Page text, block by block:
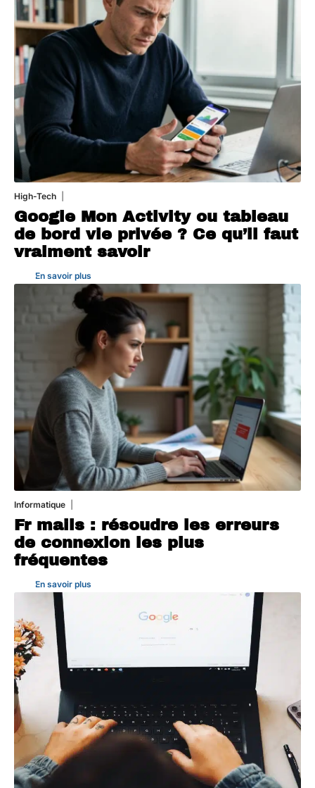
High-Tech
Google Mon Activity ou tableau
de bord vie privée ? Ce qu’il faut
vraiment savoir
En savoir plus
Informatique
Fr mails : résoudre les erreurs
de connexion les plus
fréquentes
En savoir plus